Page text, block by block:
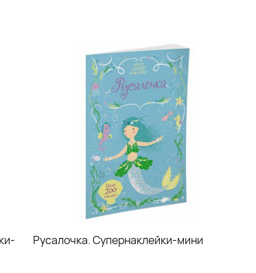
Русалочка. Супернаклейки-мини